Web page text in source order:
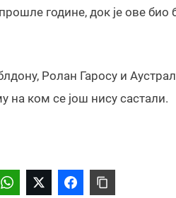
године, док је ове био
Ролан Гаросу и
на ком се још нису састали.